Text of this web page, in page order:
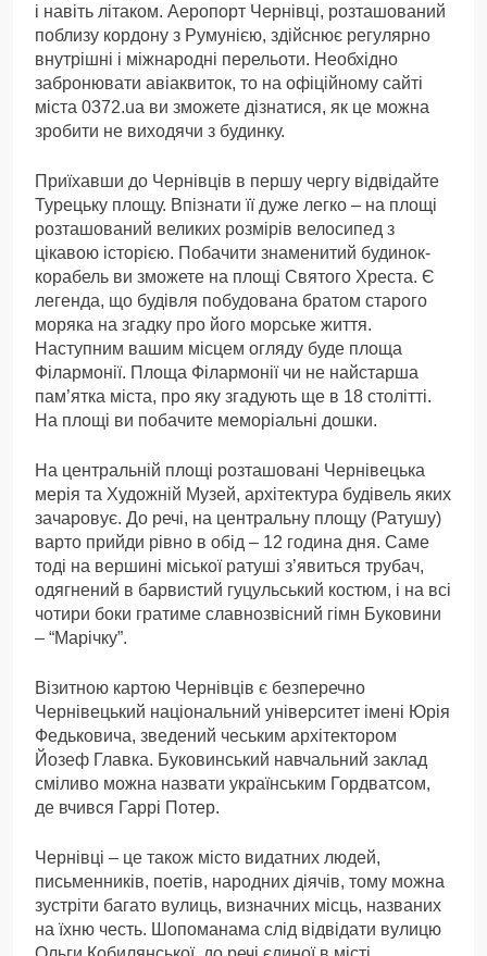
і навіть літаком. Аеропорт Чернівці, розташований
поблизу кордону з Румунією, здійснює регулярно
внутрішні і міжнародні перельоти. Необхідно
забронювати авіаквиток, то на офіційному сайті
міста 0372.ua ви зможете дізнатися, як це можна
зробити не виходячи з будинку.
Приїхавши до Чернівців в першу чергу відвідайте
Турецьку площу. Впізнати її дуже легко – на площі
розташований великих розмірів велосипед з
цікавою історією. Побачити знаменитий будинок-
корабель ви зможете на площі Святого Хреста. Є
легенда, що будівля побудована братом старого
моряка на згадку про його морське життя.
Наступним вашим місцем огляду буде площа
Філармонії. Площа Філармонії чи не найстарша
пам’ятка міста, про яку згадують ще в 18 столітті.
На площі ви побачите меморіальні дошки.
На центральній площі розташовані Чернівецька
мерія та Художній Музей, архітектура будівель яких
зачаровує. До речі, на центральну площу (Ратушу)
варто прийди рівно в обід – 12 година дня. Саме
тоді на вершині міської ратуші з’явиться трубач,
одягнений в барвистий гуцульський костюм, і на всі
чотири боки гратиме славнозвісний гімн Буковини
– “Марічку”.
Візитною картою Чернівців є безперечно
Чернівецький національний університет імені Юрія
Федьковича, зведений чеським архітектором
Йозеф Главка. Буковинський навчальний заклад
сміливо можна назвати українським Гордватсом,
де вчився Гаррі Потер.
Чернівці – це також місто видатних людей,
письменників, поетів, народних діячів, тому можна
зустріти багато вулиць, визначних місць, названих
на їхню честь. Шопоманама слід відвідати вулицю